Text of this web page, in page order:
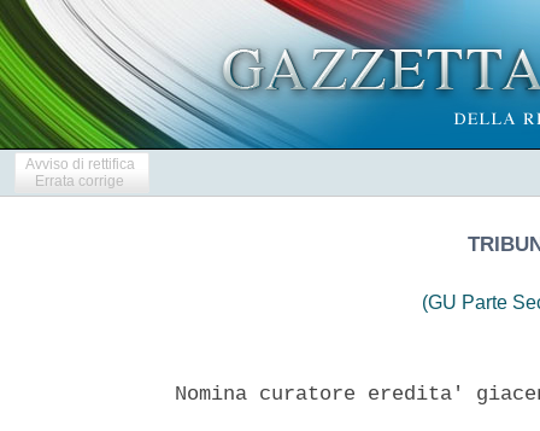
Avviso di rettifica
Errata corrige
(GU Parte
Nomina curatore eredita'